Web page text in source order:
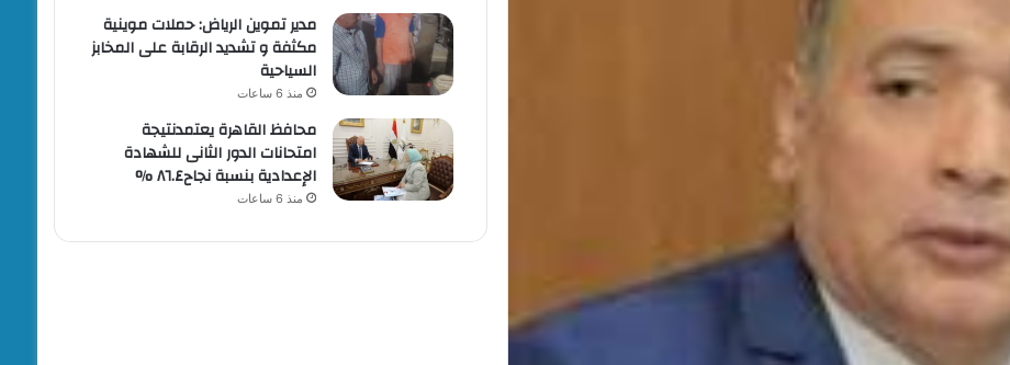
مدير تموين الرياض: حملات موينية
مكثفة و تشديد الرقابة على المخابز
السياحية
منذ 6 ساعات
محافظ القاهرة يعتمدنتيجة
امتحانات الدور الثانى للشهادة
الإعدادية بنسبة نجاح٨٦.٤ %
منذ 6 ساعات